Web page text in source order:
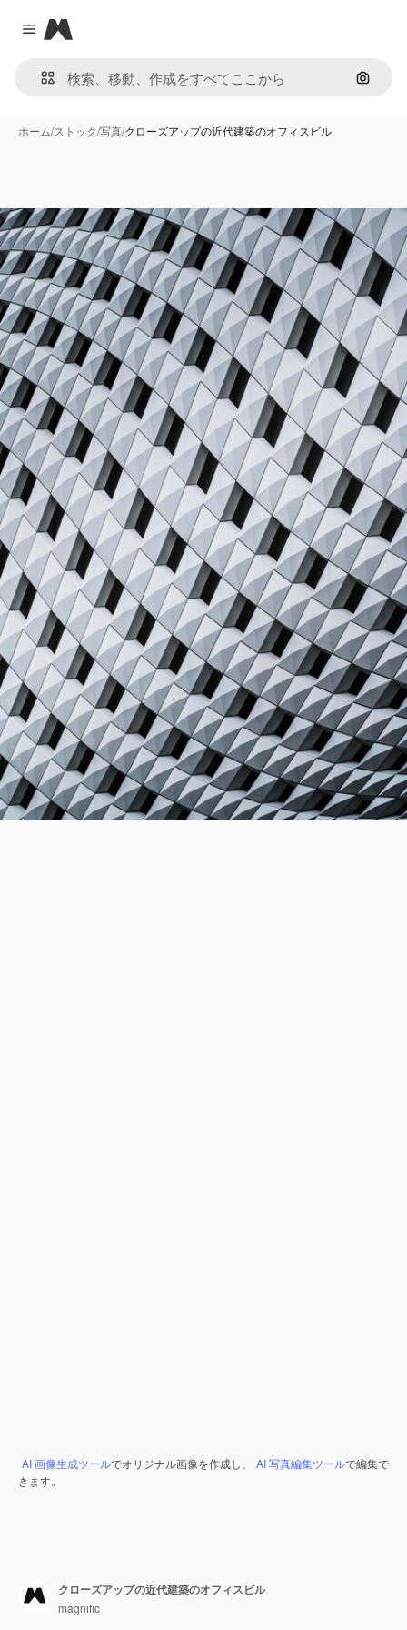
Close menu
Magnific
画像で
ホーム/ストック/写真/クローズアップの近代建築のオフィスビル
AI 画像生成ツールでオリジナル画像を作成し、 AI 写真編集ツールで編集で
きます。
クローズアップの近代建築のオフィスビル
magnific